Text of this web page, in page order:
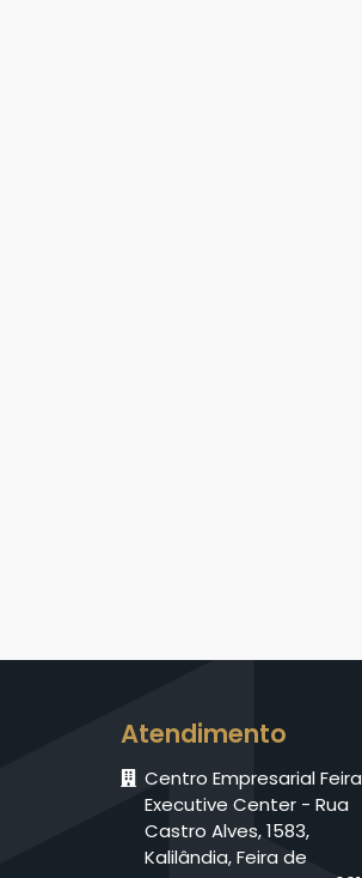
Atendimento
Centro Empresarial Feira
Executive Center - Rua
Castro Alves, 1583,
Kalilândia, Feira de